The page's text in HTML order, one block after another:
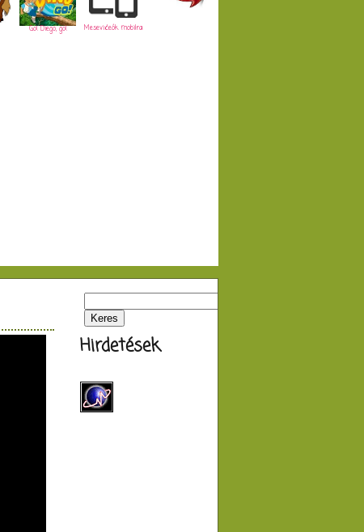
Go! Diego, go! Mesevideók mobilra
Hirdetések